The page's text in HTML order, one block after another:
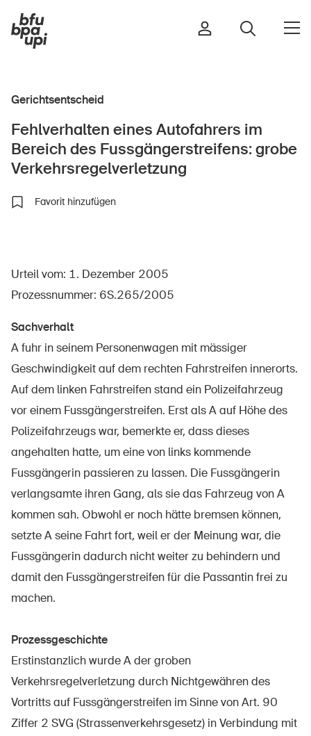
Sport & Bewegung
Gebäude & Anlagen
Über die BFU
Medien
Sinus Plus
Kampagnen
Offene Stellen
Bestellen & herunterladen
Kurse & Veranstaltungen
Rechtsfragen & Gerichtsentscheide
Sicherheitsdelegierte & Gemeinden
Kontakt & Beratung
Gerichtsentscheid
Fehlverhalten eines Autofahrers im
Bereich des Fussgängerstreifens: grobe
Verkehrsregelverletzung
Favorit hinzufügen
Urteil vom: 1. Dezember 2005
Prozessnummer: 6S.265/2005
Sachverhalt
A fuhr in seinem Personenwagen mit mässiger
Geschwindigkeit auf dem rechten Fahrstreifen innerorts.
Auf dem linken Fahrstreifen stand ein Polizeifahrzeug
vor einem Fussgängerstreifen. Erst als A auf Höhe des
Polizeifahrzeugs war, bemerkte er, dass dieses
angehalten hatte, um eine von links kommende
Fussgängerin passieren zu lassen. Die Fussgängerin
verlangsamte ihren Gang, als sie das Fahrzeug von A
kommen sah. Obwohl er noch hätte bremsen können,
setzte A seine Fahrt fort, weil er der Meinung war, die
Fussgängerin dadurch nicht weiter zu behindern und
damit den Fussgängerstreifen für die Passantin frei zu
machen.
Prozessgeschichte
Erstinstanzlich wurde A der groben
Verkehrsregelverletzung durch Nichtgewähren des
Vortritts auf Fussgängerstreifen im Sinne von Art. 90
Ziffer 2 SVG (Strassenverkehrsgesetz) in Verbindung mit